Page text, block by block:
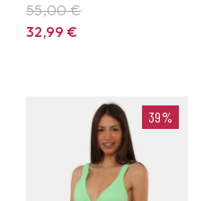
55,00 €
32,99€
39%